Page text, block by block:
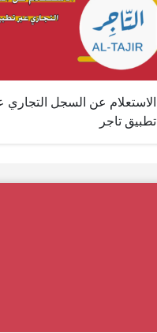
الاستعلام عن السجل التجاري
تطبيق تاجر